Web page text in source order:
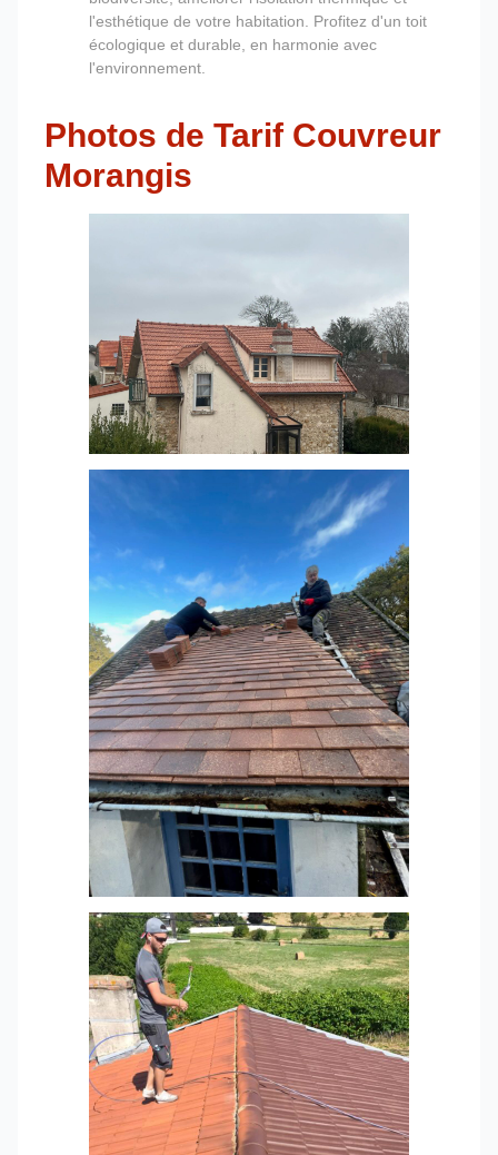
l'esthétique de votre habitation. Profitez d'un toit
écologique et durable, en harmonie avec
l'environnement.
Photos de Tarif Couvreur
Morangis